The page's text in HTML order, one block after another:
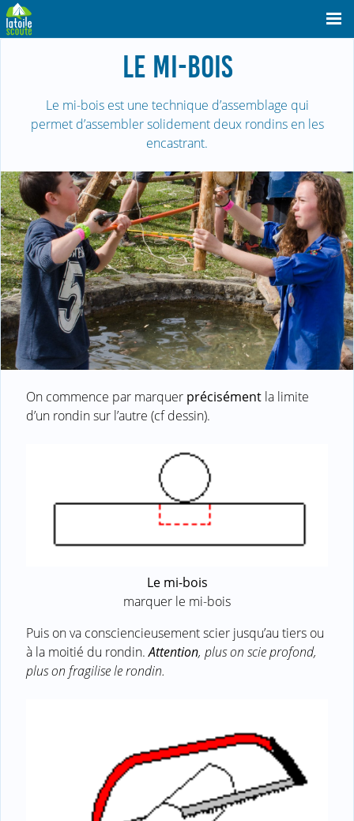
LE MI-BOIS
Le mi-bois est une technique d’assemblage qui
permet d’assembler solidement deux rondins en les
encastrant.
On commence par marquer précisément la limite
d’un rondin sur l’autre (cf dessin).
Le mi-bois
marquer le mi-bois
Puis on va consciencieusement scier jusqu’au tiers ou
à la moitié du rondin.Attention, plus on scie profond,
plus on fragilise le rondin.